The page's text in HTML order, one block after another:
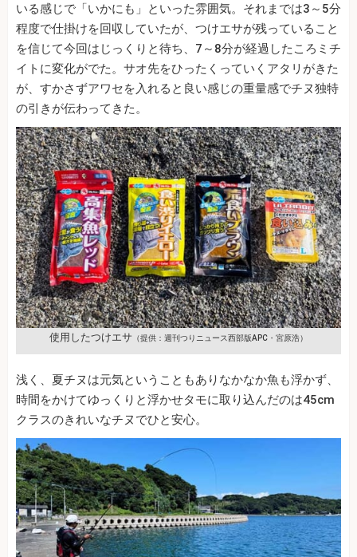
いる感じで「いかにも」といった雰囲気。それまでは3～5分
程度で仕掛けを回収していたが、つけエサが残っていること
を信じて今回はじっくりと待ち、7～8分が経過したころミチ
イトに変化がでた。サオ先をひったくっていくアタリがきた
が、すかさずアワセを入れると良い感じの重量感でチヌ独特
の引きが伝わってきた。
使用したつけエサ （提供：週刊つりニュース西部版APC・宮原浩）
浅く、夏チヌは元気ということもありなかなか魚も浮かず、
時間をかけてゆっくりと浮かせタモに取り込んだのは45cm
クラスのきれいなチヌでひと安心。